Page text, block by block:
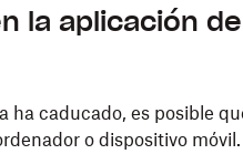
la aplicación
ha caducado, es posible
o dispositivo